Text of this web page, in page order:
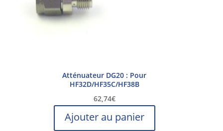
Atténuateur DG20 : Pour
HF32D/HF35C/HF38B
62,74€
Ajouter au panier